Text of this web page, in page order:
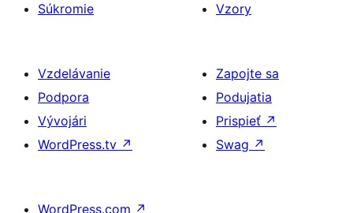
Súkromie
Vzory
Vzdelávanie
Podpora
Vývojári
WordPress.tv ↗
Zapojte sa
Podujatia
Prispieť ↗
Swag ↗
WordPress.com ↗